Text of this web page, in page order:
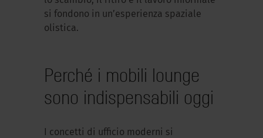
si fondono in un’esperienza spaziale
olistica.
Perché i mobili lounge
sono indispensabili oggi
I concetti di ufficio moderni si